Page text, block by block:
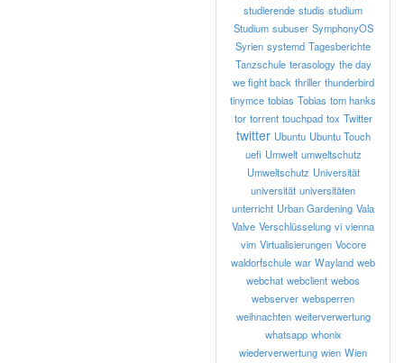
studierende studis studium
Studium subuser SymphonyOS
Syrien systemd Tagesberichte
Tanzschule terasology the day
we fight back thriller thunderbird
tinymce tobias Tobias tom hanks
tor torrent touchpad tox Twitter
twitter Ubuntu Ubuntu Touch
uefi Umwelt umweltschutz
Umweltschutz Universität
universität universitäten
unterricht Urban Gardening Vala
Valve Verschlüsselung vi vienna
vim Virtualisierungen Vocore
waldorfschule war Wayland web
webchat webclient webos
webserver websperren
weihnachten weiterverwertung
whatsapp whonix
wiederverwertung wien Wien